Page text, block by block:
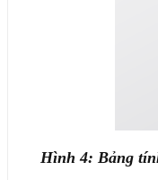
Hình 4: Bảng